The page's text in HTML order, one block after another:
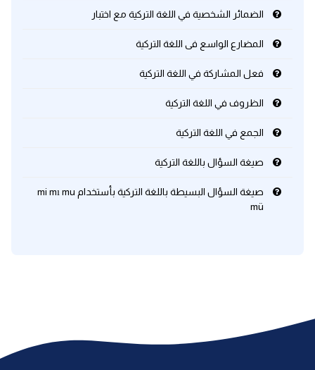
الضمائر الشخصية في اللغة التركية مع اختبار
المضارع الواسع فى اللغة التركية
فعل المشاركة في اللغة التركية
الظروف في اللغة التركية
الجمع في اللغة التركية
صيغة السؤال باللغة التركية
صيغة السؤال البسيطة باللغة التركية بأستخدام mi mı mu
mü